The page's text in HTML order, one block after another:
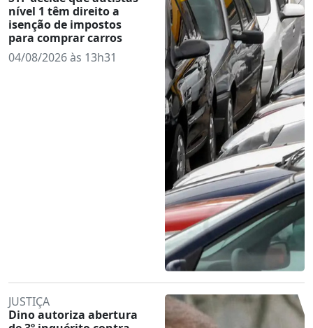
nível 1 têm direito a
isenção de impostos
para comprar carros
04/08/2026 às 13h31
JUSTIÇA
Dino autoriza abertura